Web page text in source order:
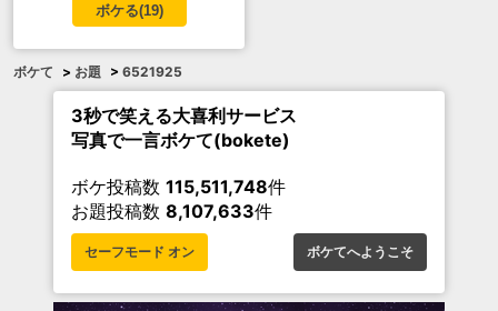
ボケる(19)
ボケて > お題 > 6521925
3秒で笑える大喜利サービス
写真で一言ボケて(bokete)
ボケ投稿数 115,511,748件
お題投稿数 8,107,633件
セーフモード オン ボケてへようこそ